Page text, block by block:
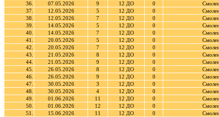
36.
07.05.2026 9 12 ДО 0
37.
12.05.2026 5 12 ДО 0
38.
12.05.2026 7 12 ДО 0
39.
14.05.2026 5 12 ДО 0
40.
14.05.2026 7 12 ДО 0
41.
20.05.2026 5 12 ДО 0
42.
20.05.2026 7 12 ДО 0
43.
21.05.2026 8 12 ДО 0
44.
21.05.2026 9 12 ДО 0
45.
26.05.2026 8 12 ДО 0
46.
26.05.2026 9 12 ДО 0
47.
30.05.2026 3 12 ДО 0
48.
30.05.2026 4 12 ДО 0
49.
01.06.2026 11 12 ДО 0
50.
01.06.2026 12 12 ДО 0
51.
15.06.2026 11 12 ДО 0